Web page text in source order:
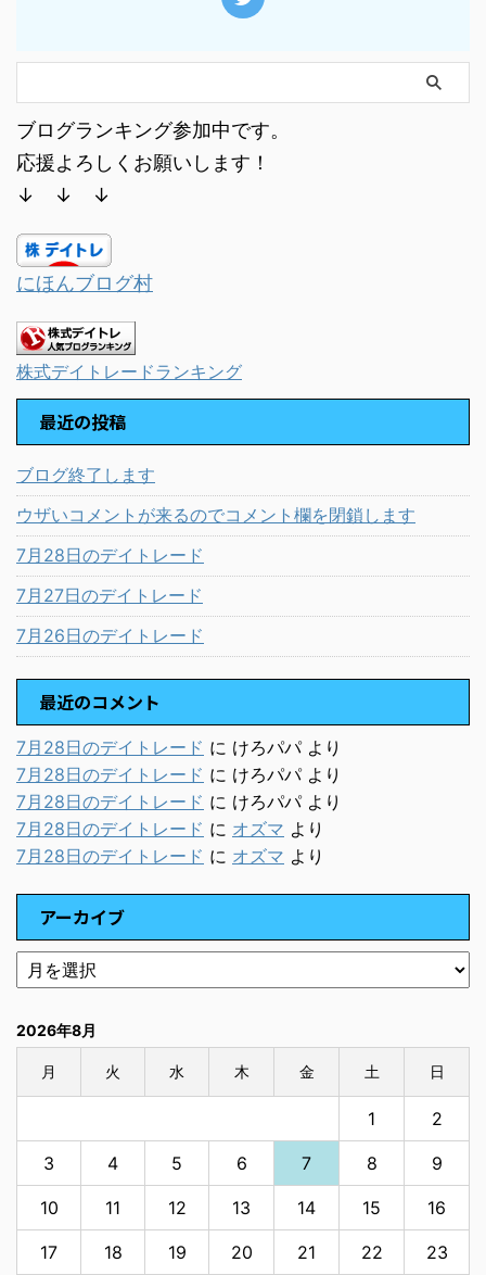
ブログランキング参加中です。
応援よろしくお願いします！
↓ ↓ ↓
にほんブログ村
株式デイトレードランキング
最近の投稿
ブログ終了します
ウザいコメントが来るのでコメント欄を閉鎖します
7月28日のデイトレード
7月27日のデイトレード
7月26日のデイトレード
最近のコメント
7月28日のデイトレード に けろパパより
7月28日のデイトレード に けろパパより
7月28日のデイトレード に けろパパより
7月28日のデイトレード に オズマ より
7月28日のデイトレード に オズマ より
アーカイブ
2026年8月
月 火 水 木 金 土 日
1 2
3 4 5 6 7 8 9
10 11 12 13 14 15 16
17 18 19 20 21 22 23